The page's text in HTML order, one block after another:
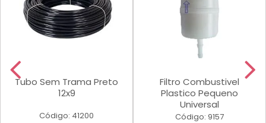
Tubo Sem Trama Preto
12x9
Código: 41200
Filtro Combustivel
Plastico Pequeno
Universal
Código: 9157